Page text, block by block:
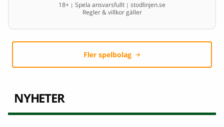
18+ | Spela ansvarsfullt | stodlinjen.se
Regler & villkor gäller
Fler spelbolag
NYHETER